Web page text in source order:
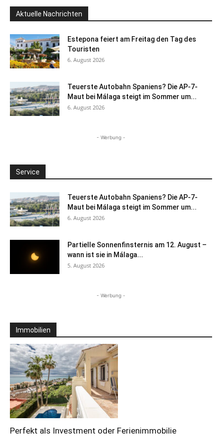
Aktuelle Nachrichten
Estepona feiert am Freitag den Tag des
Touristen
6. August 2026
Teuerste Autobahn Spaniens? Die AP-7-
Maut bei Málaga steigt im Sommer um...
6. August 2026
- Werbung -
Service
Teuerste Autobahn Spaniens? Die AP-7-
Maut bei Málaga steigt im Sommer um...
6. August 2026
Partielle Sonnenfinsternis am 12. August –
wann ist sie in Málaga...
5. August 2026
- Werbung -
Immobilien
Perfekt als Investment oder Ferienimmobilie